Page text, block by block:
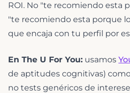
ROI. No "te recomiendo esta
"te recomiendo esta porque
que encaja con tu perfil por
En The U For You: usamos
de aptitudes cognitivas)
no tests genéricos de